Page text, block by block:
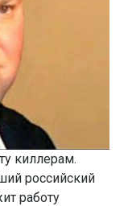
киллерам.
российский
работу